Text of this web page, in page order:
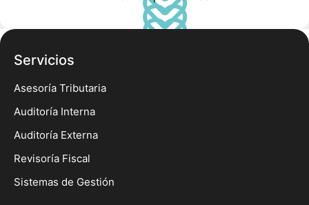
Servicios
Asesoría Tributaria
Auditoría Interna
Auditoría Externa
Revisoría Fiscal
Sistemas de Gestión